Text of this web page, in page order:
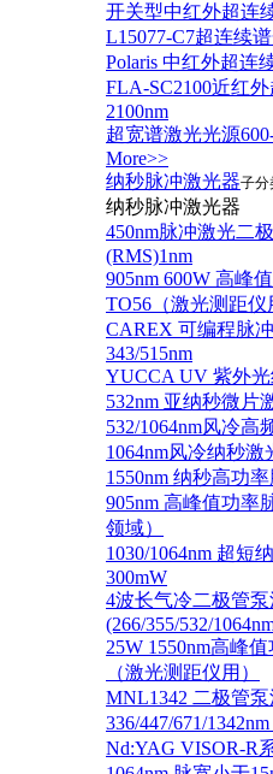
开关型中红外超连
L15077-C7超连续
Polaris 中红外超连
FLA-SC2100近红
2100nm
超宽谱激光光源
More>>
纳秒脉冲激光器子分
纳秒脉冲激光器
450nm脉冲激光二
(RMS)1nm
905nm 600W 高峰
TO56（激光测距仪
CAREX 可编程脉
343/515nm
YUCCA UV 紫外光
532nm 亚纳秒微片
532/1064nm风冷高
1064nm风冷纳秒激
1550nm 纳秒高功
905nm 高峰值功率
领域）
1030/1064nm 超短
300mW
4波长气冷二极管泵
(266/355/532/
25W 1550nm高峰
（激光测距仪用）
MNL1342 二极管
336/447/671/
Nd:YAG VISOR-R